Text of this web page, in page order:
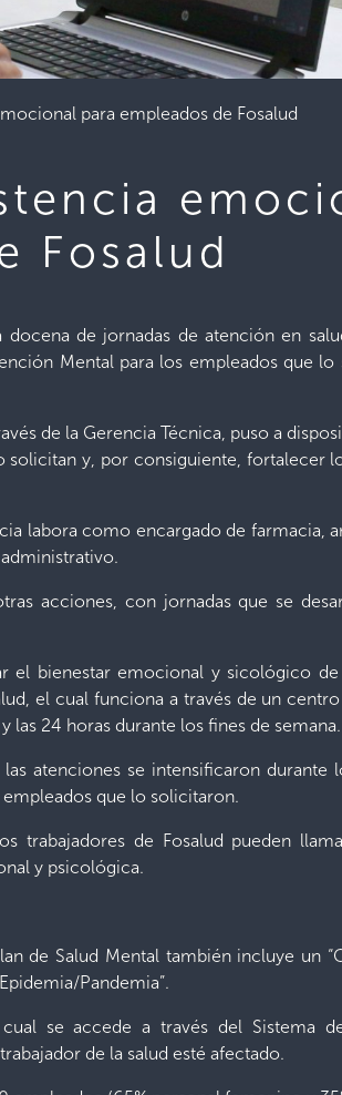
para empleados de Fosalud
Fosalud
de jornadas de atención en
Mental para los empleados que
de la Gerencia Técnica, puso a
solicitan y, por consiguiente, fortalecer
labora como encargado de farmacia,
acciones, con jornadas que se
el bienestar emocional y sicológico
el cual funciona a través de un
las 24 horas durante los fines de semana.
atenciones se intensificaron
que lo solicitaron.
trabajadores de Fosalud pueden
y psicológica.
de Salud Mental también incluye un
Pandemia”.
se accede a través del Sistema
de la salud esté afectado.